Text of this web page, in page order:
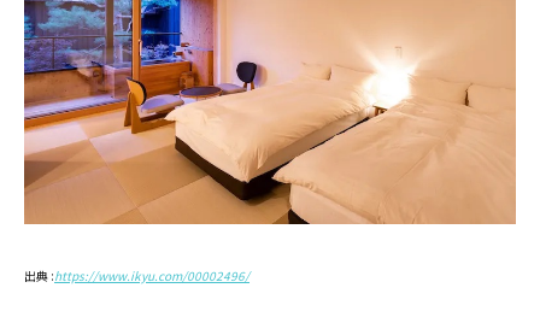
出典 :https://www.ikyu.com/00002496/